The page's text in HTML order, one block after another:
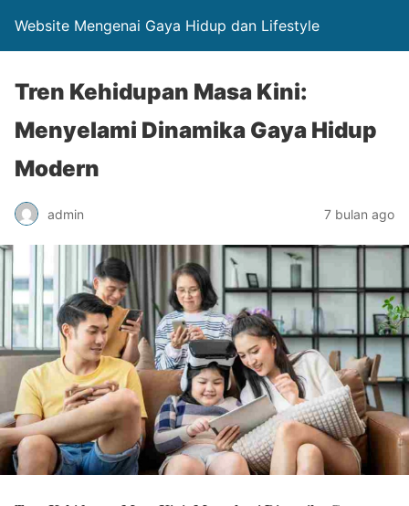
Website Mengenai Gaya Hidup dan Lifestyle
Tren Kehidupan Masa Kini:
Menyelami Dinamika Gaya Hidup
Modern
admin 7 bulan ago